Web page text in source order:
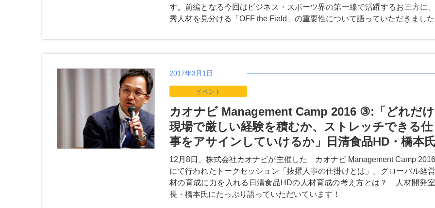
す。前編となる今回はビジネス・スポーツ界の第一線で活躍するお三方に
秀人材を見分ける「OFF the Field」の重要性について語っていただきました
2017年3月1日
イベント
カオナビ Management Camp 2016 ③:「どれだけ
現場で厳しい経験を積むか、ストレッチできる仕
事をアサインしていけるか」日清食品HD・橋本氏
12月8日、株式会社カオナビが主催した「カオナビ Management Camp 2016
にて行われたトークセッション「抜擢人事の仕掛けとは」。グローバル経営
材の育成に力を入れる日清食品HDの人材育成の考え方とは？ 人材開発
長・橋本氏にたっぷり語っていただいています！